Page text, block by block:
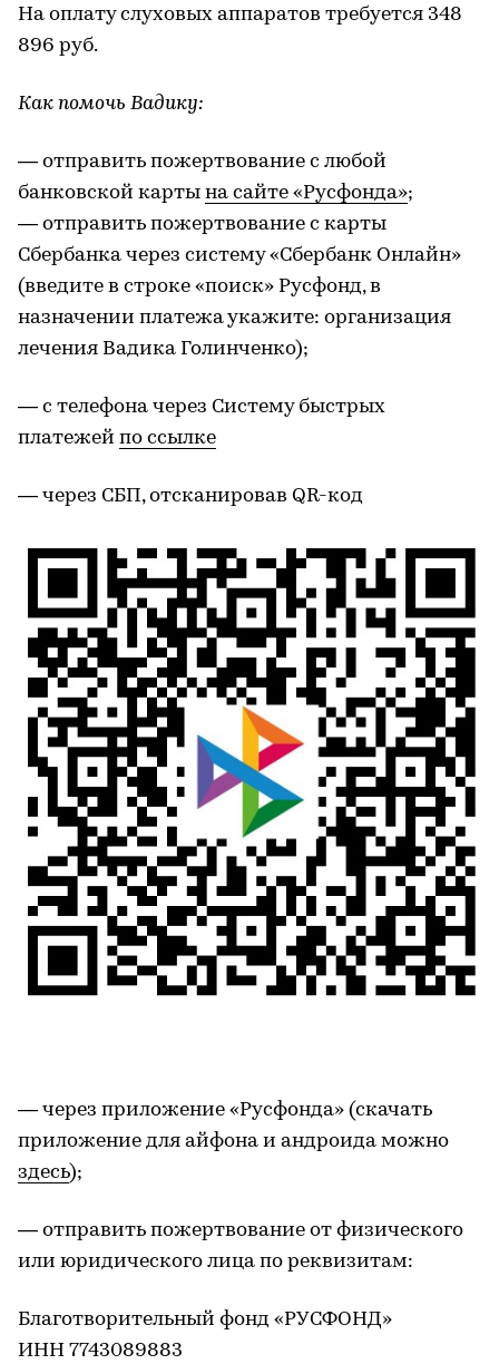
На оплату слуховых аппаратов требуется 348
896 руб.
Как помочь Вадику:
— отправить пожертвование с любой
банковской карты на сайте «Русфонда»;
— отправить пожертвование с карты
Сбербанка через систему «Сбербанк Онлайн»
(введите в строке «поиск» Русфонд, в
назначении платежа укажите: организация
лечения Вадика Голинченко);
— с телефона через Систему быстрых
платежей по ссылке
— через СБП, отсканировав QR-код
— через приложение «Русфонда» (скачать
приложение для айфона и андроида можно
здесь);
— отправить пожертвование от физического
или юридического лица по реквизитам:
Благотворительный фонд «РУСФОНД»
ИНН 7743089883